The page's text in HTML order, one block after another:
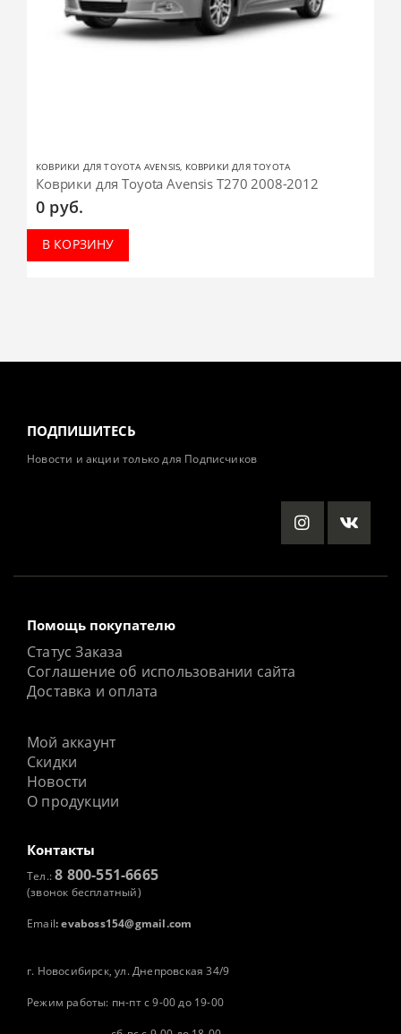
КОВРИКИ ДЛЯ TOYOTA AVENSIS, КОВРИКИ ДЛЯ TOYOTA
Коврики для Toyota Avensis T270 2008-2012
0 руб.
В КОРЗИНУ
ПОДПИШИТЕСЬ
Новости и акции только для Подписчиков
Помощь покупателю
Статус Заказа
Соглашение об использовании сайта
Доставка и оплата
Мой аккаунт
Скидки
Новости
О продукции
Контакты
Тел.:8 800-551-6665
(звонок бесплатный)
Email: evaboss154@gmail.com
г. Новосибирск, ул. Днепровская 34/9
Режим работы: пн-пт с 9-00 до 19-00